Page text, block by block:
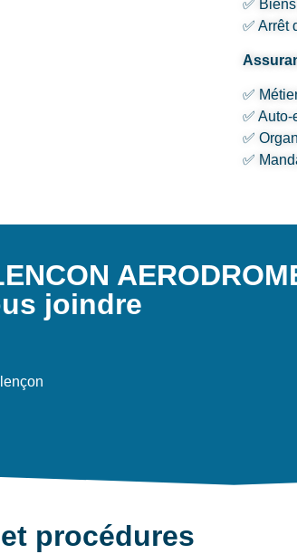
✅
✅ Arrêt
✅
✅
✅
✅
joindre
procédures